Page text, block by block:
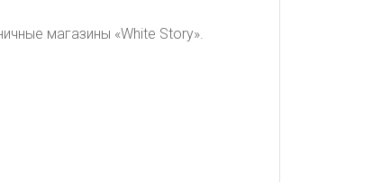
магазины «White Story».